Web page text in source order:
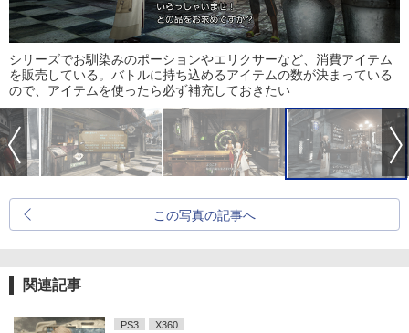
シリーズでお馴染みのポーションやエリクサーなど、消費アイテム
を販売している。バトルに持ち込めるアイテムの数が決まっている
ので、アイテムを使ったら必ず補充しておきたい
この写真の記事へ
関連記事
PS3 X360